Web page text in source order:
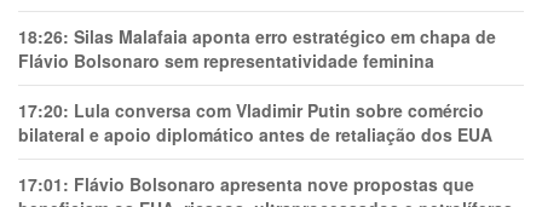
18:26: Silas Malafaia aponta erro estratégico em chapa de
Flávio Bolsonaro sem representatividade feminina
17:20: Lula conversa com Vladimir Putin sobre comércio
bilateral e apoio diplomático antes de retaliação dos EUA
17:01: Flávio Bolsonaro apresenta nove propostas que